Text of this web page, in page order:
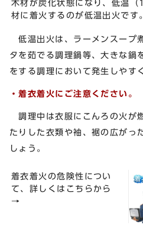
木材が炭化状態になり、低温
材に着火するのが低温出火です
低温出火は、ラーメンスープ
タを茹でる調理鍋等、大きな鍋
をする調理において発生しやす
・着衣着火にご注意ください。
調理中は衣服にこんろの火が
たりした衣類や袖、裾の広がっ
しょう。
着衣着火の危険性につい
て、詳しくはこちらから
→